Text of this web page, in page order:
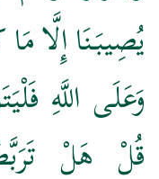
يُصِيبَنَا إِلَّا
وَعَلَى اللَّهِ
قُلْ هَلْ